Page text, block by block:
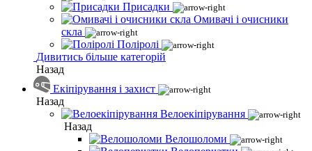
Присадки
Омивачі і очисники
скла
Поліролі
Дивитись більше категорій
Назад
Екіпірування і захист
Назад
Велоекіпірування
Назад
Велошоломи